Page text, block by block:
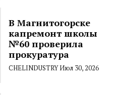
В Магнитогорске
капремонт школы
№60 проверила
прокуратура
CHELINDUSTRYИюл 30, 2026